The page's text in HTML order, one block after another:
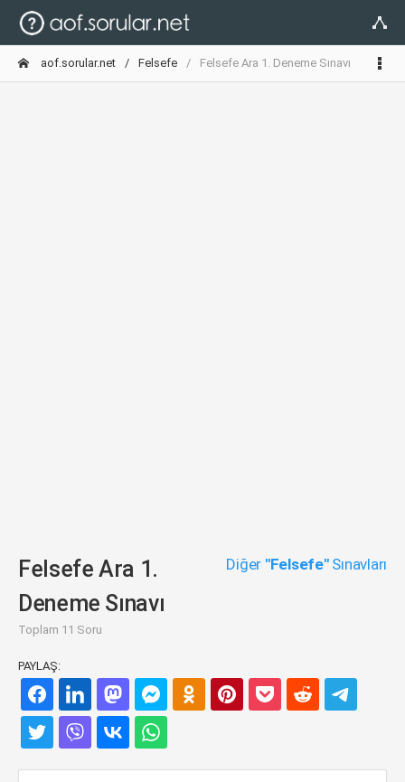
aof.sorular.net Felsefe Felsefe Ara 1. Deneme Sınavı
Felsefe Ara 1.
Deneme Sınavı
Toplam 11 Soru
Diğer "Felsefe"Sınavları
PAYLAŞ: